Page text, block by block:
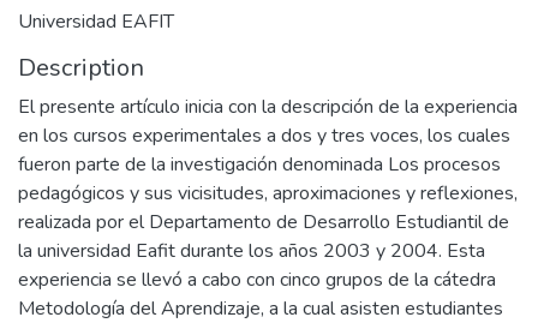
Universidad EAFIT
Description
El presente artículo inicia con la descripción de la experiencia
en los cursos experimentales a dos y tres voces, los cuales
fueron parte de la investigación denominada Los procesos
pedagógicos y sus vicisitudes, aproximaciones y reflexiones,
realizada por el Departamento de Desarrollo Estudiantil de
la universidad Eafit durante los años 2003 y 2004. Esta
experiencia se llevó a cabo con cinco grupos de la cátedra
Metodología del Aprendizaje, a la cual asisten estudiantes